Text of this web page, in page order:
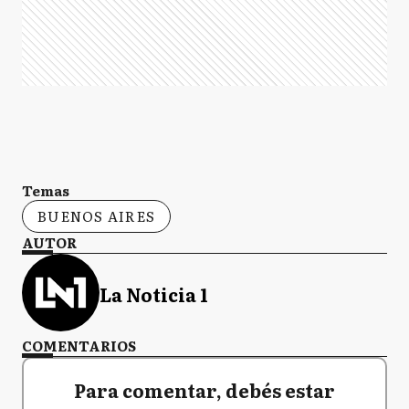
Temas
BUENOS AIRES
AUTOR
La Noticia 1
COMENTARIOS
Para comentar, debés estar